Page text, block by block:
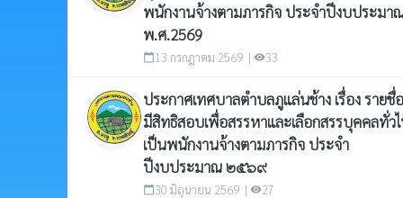
พนักงานจ้างตามภารกิจ ประจำปีงบประมา
พ.ศ.2569
calendar_today13 กรกฎาคม 2569 | visibility33
ประกาศเทศบาลตำบลภูแล่นช้าง เรื่อง รายชื่
มีสิทธิสอบเพื่อสรรหาและเลือกสรรบุคคลทั่ว
เป็นพนักงานจ้างตามภารกิจ ประจำ
ปีงบประมาณ ๒๕๖๙
calendar_today30 มิถุนายน 2569 | visibility27